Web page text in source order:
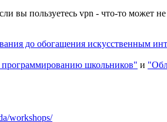
вы пользуетесь vpn - что-то может
до обогащения искусственным
школьников" и
workshops/